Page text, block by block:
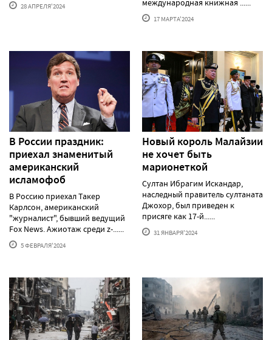
28 АПРЕЛЯ'2024
международная книжная ......
17 МАРТА'2024
В России праздник:
приехал знаменитый
американский
исламофоб
В Россию приехал Такер
Карлсон, американский
"журналист", бывший ведущий
Fox News. Ажиотаж среди z-......
5 ФЕВРАЛЯ'2024
Новый король Малайзии
не хочет быть
марионеткой
Султан Ибрагим Искандар,
наследный правитель султаната
Джохор, был приведен к
присяге как 17-й......
31 ЯНВАРЯ'2024